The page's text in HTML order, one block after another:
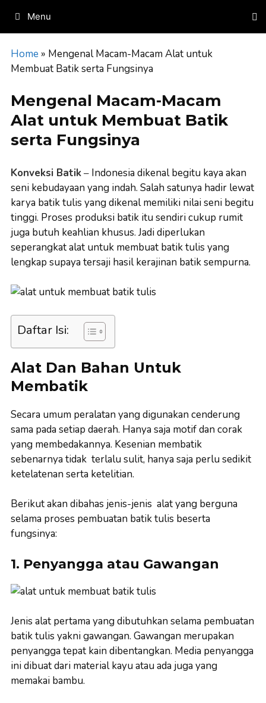
content
Menu
Home » Mengenal Macam-Macam Alat untuk
Membuat Batik serta Fungsinya
Mengenal Macam-Macam
Alat untuk Membuat Batik
serta Fungsinya
Konveksi Batik– Indonesia dikenal begitu kaya akan
seni kebudayaan yang indah. Salah satunya hadir lewat
karya batik tulis yang dikenal memiliki nilai seni begitu
tinggi. Proses produksi batik itu sendiri cukup rumit
juga butuh keahlian khusus. Jadi diperlukan
seperangkat alat untuk membuat batik tulis yang
lengkap supaya tersaji hasil kerajinan batik sempurna.
Daftar Isi:
Alat Dan Bahan Untuk
Membatik
Secara umum peralatan yang digunakan cenderung
sama pada setiap daerah. Hanya saja motif dan corak
yang membedakannya. Kesenian membatik
sebenarnya tidak terlalu sulit, hanya saja perlu sedikit
ketelatenan serta ketelitian.
Berikut akan dibahas jenis-jenis alat yang berguna
selama proses pembuatan batik tulis beserta
fungsinya:
1. Penyangga atau Gawangan
Jenis alat pertama yang dibutuhkan selama pembuatan
batik tulis yakni gawangan. Gawangan merupakan
penyangga tepat kain dibentangkan. Media penyangga
ini dibuat dari material kayu atau ada juga yang
memakai bambu.